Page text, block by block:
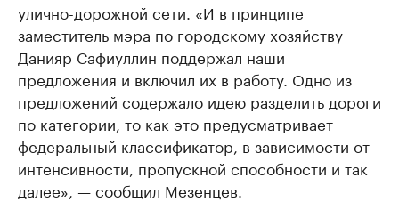
улично-дорожной сети. «И в принципе
заместитель мэра по городскому хозяйству
Данияр Сафиуллин поддержал наши
предложения и включил их в работу. Одно из
предложений содержало идею разделить дороги
по категории, то как это предусматривает
федеральный классификатор, в зависимости от
интенсивности, пропускной способности и так
далее», — сообщил Мезенцев.